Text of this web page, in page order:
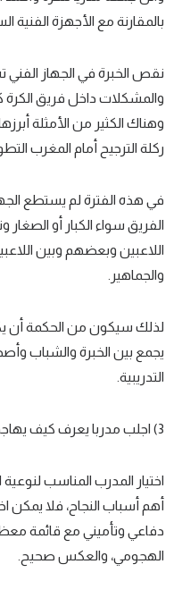
بالمقارنة مع الأجهزة الفنية
نقص الخبرة في الجهاز الفني
والمشكلات داخل فريق
وهناك الكثير من الأمثلة
ركلة الترجيح أمام المغرب
في هذه الفترة لم يستطع
الفريق سواء الكبار أو
اللاعبين وبعضهم وبين
والجماهير.
لذلك سيكون من الحكمة أن
يجمع بين الخبرة والشباب
التدريبية.
3) اجلب مدربا يعرف كيف يهاجم برأس حربة واحد
اختيار المدرب المناسب
أهم أسباب النجاح، فلا
دفاعي وتأميني مع قائمة
الهجومي، والعكس صحيح.